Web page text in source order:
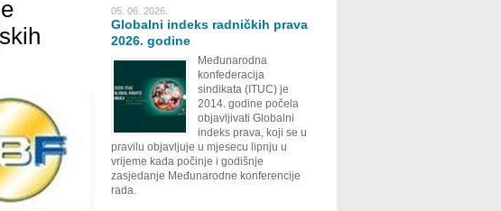
05. 06. 2026.
Globalni indeks radničkih prava
2026. godine
Međunarodna
konfederacija
sindikata (ITUC) je
2014. godine počela
objavljivati Globalni
indeks prava, koji se u
pravilu objavljuje u mjesecu lipnju u
vrijeme kada počinje i godišnje
zasjedanje Međunarodne konferencije
rada.